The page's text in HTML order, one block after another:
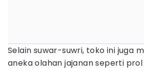
Selain suwar-suwri, toko ini juga
aneka olahan jajanan seperti